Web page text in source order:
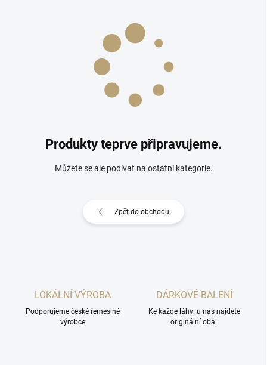
Produkty teprve připravujeme.
Můžete se ale podívat na ostatní kategorie.
Zpět do obchodu
LOKÁLNÍ VÝROBA
Podporujeme české řemeslné
výrobce
DÁRKOVÉ BALENÍ
Ke každé láhvi u nás najdete
originální obal.